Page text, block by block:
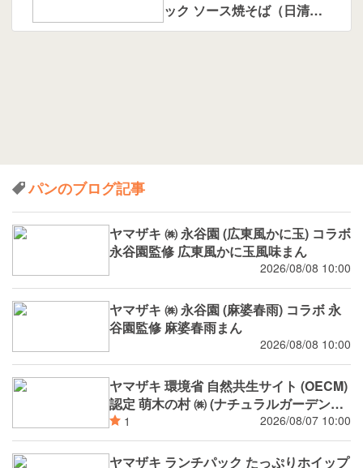
ック ソース焼そば（日清焼
そばU.F.O.監修）
パンのブログ記事
ヤマザキ ㈱ 永谷園 (広東風かに玉) コラボ
永谷園監修 広東風かに玉風味まん
2026/08/08 10:00
ヤマザキ ㈱ 永谷園 (麻婆春雨) コラボ 永
谷園監修 麻婆春雨まん
2026/08/08 10:00
ヤマザキ 環境省 自然共生サイト (OECM)
認定 萌木の村 ㈱ (ナチュラルガーデンズ
MOEGI) コラボ ランチパック シャインマ
スカットジャム と 白桃ジャム
1 2026/08/07 10:00
ヤマザキ ランチパック たっぷりホイップ